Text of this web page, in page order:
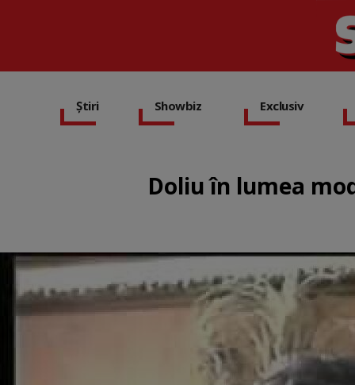
Știri Showbiz Exclusiv
Doliu în lumea